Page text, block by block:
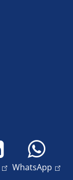
WhatsApp